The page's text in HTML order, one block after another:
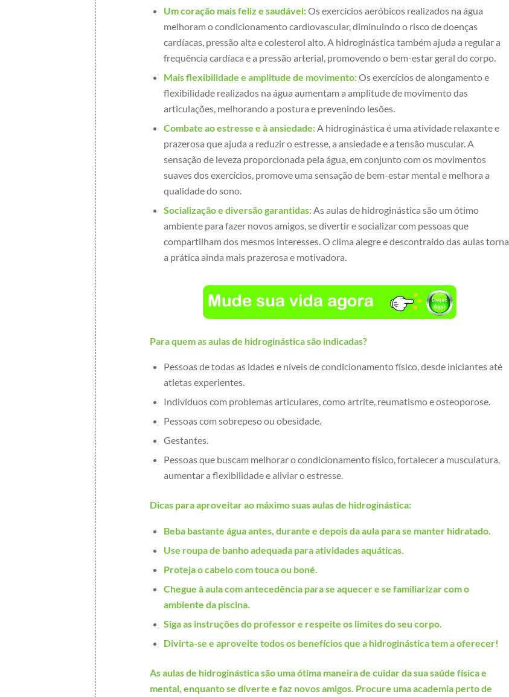
Um coração mais feliz e saudável:Os exercícios aeróbicos realizados na água
melhoram o condicionamento cardiovascular, diminuindo o risco de doenças
cardíacas, pressão alta e colesterol alto. A hidroginástica também ajuda a regular a
frequência cardíaca e a pressão arterial, promovendo o bem-estar geral do corpo.
Mais flexibilidade e amplitude de movimento:Os exercícios de alongamento e
flexibilidade realizados na água aumentam a amplitude de movimento das
articulações, melhorando a postura e prevenindo lesões.
Combate ao estresse e à ansiedade: A hidroginástica é uma atividade relaxante e
prazerosa que ajuda a reduzir o estresse, a ansiedade e a tensão muscular. A
sensação de leveza proporcionada pela água, em conjunto com os movimentos
suaves dos exercícios, promove uma sensação de bem-estar mental e melhora a
qualidade do sono.
Socialização e diversão garantidas: As aulas de hidroginástica são um ótimo
ambiente para fazer novos amigos, se divertir e socializar com pessoas que
compartilham dos mesmos interesses. O clima alegre e descontraído das aulas torna
a prática ainda mais prazerosa e motivadora.
Para quem as aulas de hidroginástica são indicadas?
Pessoas de todas as idades e níveis de condicionamento físico, desde iniciantes até
atletas experientes.
Indivíduos com problemas articulares, como artrite, reumatismo e osteoporose.
Pessoas com sobrepeso ou obesidade.
Gestantes.
Pessoas que buscam melhorar o condicionamento físico, fortalecer a musculatura,
aumentar a flexibilidade e aliviar o estresse.
Dicas para aproveitar ao máximo suas aulas de hidroginástica:
Beba bastante água antes, durante e depois da aula para se manter hidratado.
Use roupa de banho adequada para atividades aquáticas.
Proteja o cabelo com touca ou boné.
Chegue à aula com antecedência para se aquecer e se familiarizar com o
ambiente da piscina.
Siga as instruções do professor e respeite os limites do seu corpo.
Divirta-se e aproveite todos os benefícios que a hidroginástica tem a oferecer!
As aulas de hidroginástica são uma ótima maneira de cuidar da sua saúde física e
mental, enquanto se diverte e faz novos amigos. Procure uma academia perto de